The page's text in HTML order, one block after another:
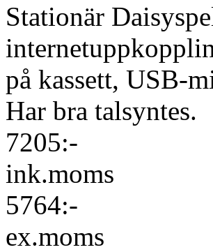
Stationär
på kassett, USB-
Har bra talsyntes.
7205:-
ink.moms
5764:-
ex.moms